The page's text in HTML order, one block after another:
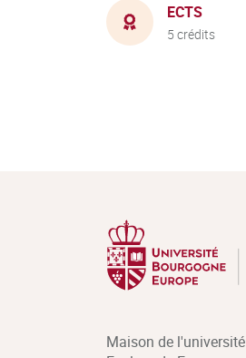
ECTS
5 crédits
Maison de l'université